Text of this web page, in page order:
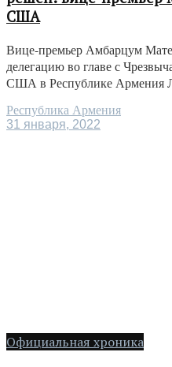
США
Вице-премьер Амбарцум
делегацию во главе с
США в Республике Армения
Республика Армения
31 января, 2022
Официальная хроника